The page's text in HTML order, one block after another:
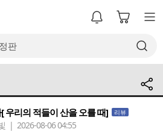
우리의 적들이 산을 오를 때] 리뷰
| 2026-08-06 04:55